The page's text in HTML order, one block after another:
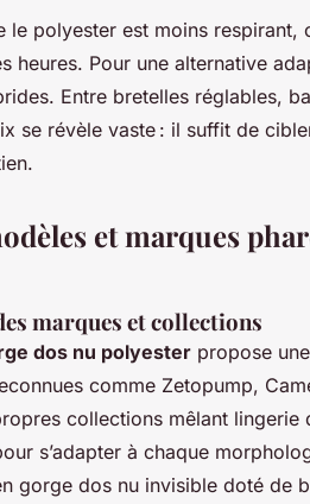
le polyester est moins respirant,
heures. Pour une alternative
Entre bretelles réglables,
se révèle vaste : il suffit de
et marques
marques et collections
dos nu polyester propose
comme Zetopump,
collections mêlant
s’adapter à chaque
gorge dos nu invisible doté de